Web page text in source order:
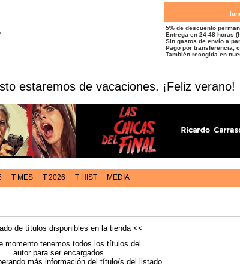
5% de descuento
Entrega en 24-48 horas
Sin gastos de envío a
Pago por transferencia,
También recogida en
estaremos de vacaciones. ¡Feliz verano!
T MES T 2026 T HIST MEDIA
de títulos disponibles en la tienda <<
momento tenemos todos los títulos del
autor para ser encargados
más información del título/s del listado